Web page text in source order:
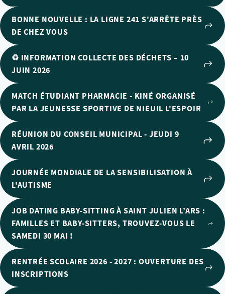
BONNE NOUVELLE : LA LIGNE 241 S'ARRÊTE PRÈS
DE CHEZ VOUS
♻️ INFORMATION COLLECTE DES DÉCHETS – 10
JUIN 2026
MATCH ÉTUDIANT PHARMACIE - KINÉ ORGANISÉ
PAR LA JEUNESSE SPORTIVE DE NIEUIL L'ESPOIR
RÉUNION DU CONSEIL MUNICIPAL - JEUDI 9
AVRIL 2026
JOURNÉE MONDIALE DE LA SENSIBILISATION À
L'AUTISME
JOB DATING BABY-SITTING À SAINT JULIEN L’ARS :
FAMILLES ET BABY-SITTERS, TROUVEZ-VOUS LE
SAMEDI 30 MAI !
RENTRÉE SCOLAIRE 2026 - 2027 : OUVERTURE DES
INSCRIPTIONS